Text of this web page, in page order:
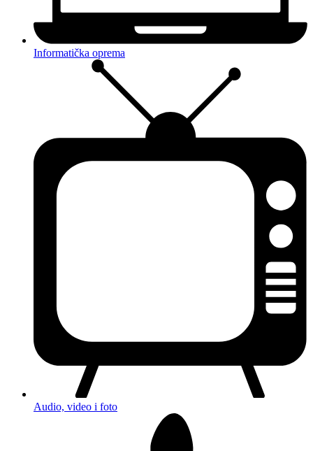
Informatička oprema
Audio, video i foto